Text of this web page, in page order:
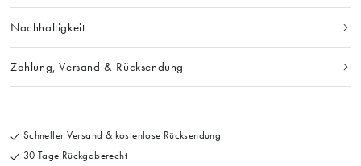
Nachhaltigkeit
Zahlung, Versand & Rücksendung
Schneller Versand & kostenlose Rücksendung
30 Tage Rückgaberecht